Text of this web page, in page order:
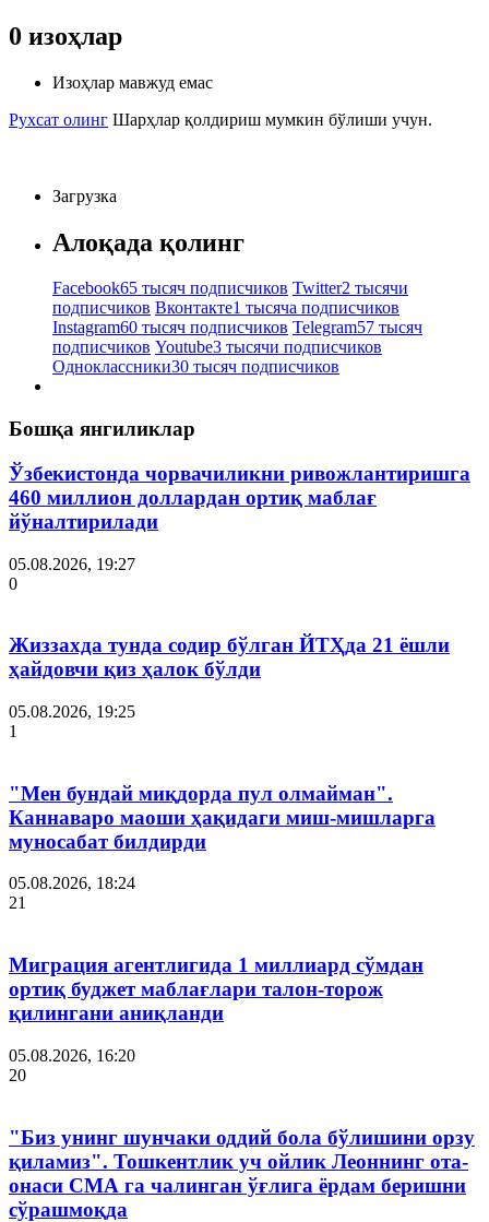
0 изоҳлар
Изоҳлар мавжуд емас
Рухсат олинг Шарҳлар қолдириш мумкин бўлиши учун.
Загрузка
Алоқада қолинг
Facebook65 тысяч подписчиков Twitter2 тысячи
подписчиков Вконтакте1 тысяча подписчиков
Instagram60 тысяч подписчиков Telegram57 тысяч
подписчиков Youtube3 тысячи подписчиков
Одноклассники30 тысяч подписчиков
Бошқа янгиликлар
Ўзбекистонда чорвачиликни ривожлантиришга
460 миллион доллардан ортиқ маблағ
йўналтирилади
05.08.2026, 19:27
0
Жиззахда тунда содир бўлган ЙТҲда 21 ёшли
ҳайдовчи қиз ҳалок бўлди
05.08.2026, 19:25
1
"Мен бундай миқдорда пул олмайман".
Каннаваро маоши ҳақидаги миш-мишларга
муносабат билдирди
05.08.2026, 18:24
21
Миграция агентлигида 1 миллиард сўмдан
ортиқ буджет маблағлари талон-торож
қилингани аниқланди
05.08.2026, 16:20
20
"Биз унинг шунчаки оддий бола бўлишини орзу
қиламиз". Тошкентлик уч ойлик Леоннинг ота-
онаси СМА га чалинган ўғлига ёрдам беришни
сўрашмоқда